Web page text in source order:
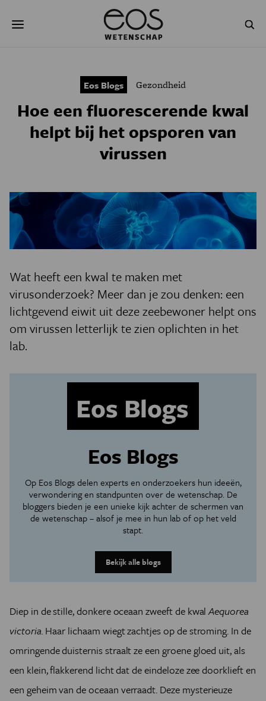
naar
GEZONDHEID
NATUURWETENSCHAPPEN
JONGE UITDAGERS
Eos Blogs Gezondheid
Hoe een fluorescerende kwal
helpt bij het opsporen van
virussen
Wat heeft een kwal te maken met
virusonderzoek? Meer dan je zou denken: een
lichtgevend eiwit uit deze zeebewoner helpt ons
om virussen letterlijk te zien oplichten in het
lab.
Eos Blogs
Op Eos Blogs delen experts en onderzoekers hun ideeën,
verwondering en standpunten over de wetenschap. De
bloggers bieden je een unieke kijk achter de schermen van
de wetenschap – alsof je mee in hun lab of op het veld
stapt.
Bekijk alle blogs
Diep in de stille, donkere oceaan zweeft de kwalAequorea
victoria. Haar lichaam wiegt zachtjes op de stroming. In de
omringende duisternis straalt ze een groene gloed uit, als
een klein, flakkerend licht dat de eindeloze zee doorklieft en
een geheim van de oceaan verraadt. Deze mysterieuze